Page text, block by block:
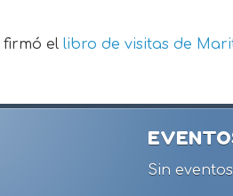
firmó el libro de visitas de
Sin eventos